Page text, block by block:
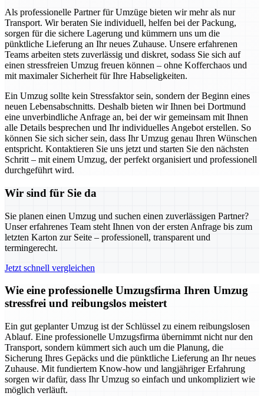
Als professionelle Partner für Umzüge bieten wir mehr als nur
Transport. Wir beraten Sie individuell, helfen bei der Packung,
sorgen für die sichere Lagerung und kümmern uns um die
pünktliche Lieferung an Ihr neues Zuhause. Unsere erfahrenen
Teams arbeiten stets zuverlässig und diskret, sodass Sie sich auf
einen stressfreien Umzug freuen können – ohne Kofferchaos und
mit maximaler Sicherheit für Ihre Habseligkeiten.
Ein Umzug sollte kein Stressfaktor sein, sondern der Beginn eines
neuen Lebensabschnitts. Deshalb bieten wir Ihnen bei Dortmund
eine unverbindliche Anfrage an, bei der wir gemeinsam mit Ihnen
alle Details besprechen und Ihr individuelles Angebot erstellen. So
können Sie sich sicher sein, dass Ihr Umzug genau Ihren Wünschen
entspricht. Kontaktieren Sie uns jetzt und starten Sie den nächsten
Schritt – mit einem Umzug, der perfekt organisiert und professionell
durchgeführt wird.
Wir sind für Sie da
Sie planen einen Umzug und suchen einen zuverlässigen Partner?
Unser erfahrenes Team steht Ihnen von der ersten Anfrage bis zum
letzten Karton zur Seite – professionell, transparent und
termingerecht.
Jetzt schnell vergleichen
Wie eine professionelle Umzugsfirma Ihren Umzug
stressfrei und reibungslos meistert
Ein gut geplanter Umzug ist der Schlüssel zu einem reibungslosen
Ablauf. Eine professionelle Umzugsfirma übernimmt nicht nur den
Transport, sondern kümmert sich auch um die Planung, die
Sicherung Ihres Gepäcks und die pünktliche Lieferung an Ihr neues
Zuhause. Mit fundiertem Know-how und langjähriger Erfahrung
sorgen wir dafür, dass Ihr Umzug so einfach und unkompliziert wie
möglich verläuft.